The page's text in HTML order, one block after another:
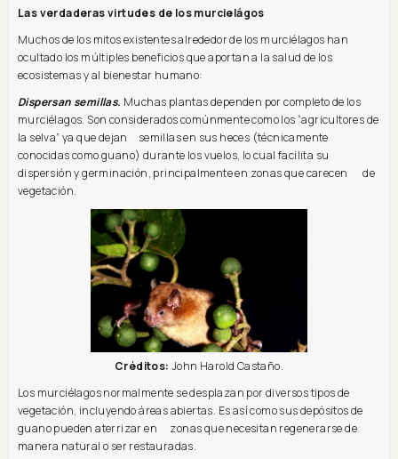
Las verdaderas virtudes de los murcielágos
Muchos de los mitos existentes alrededor de los murciélagos han
ocultado los múltiples beneficios que aportan a la salud de los
ecosistemas y al bienestar humano:
Dispersan semillas. Muchas plantas dependen por completo de los
murciélagos. Son considerados comúnmente como los “agricultores de
la selva” ya que dejan semillas en sus heces (técnicamente
conocidas como guano) durante los vuelos, lo cual facilita su
dispersión y germinación, principalmente en zonas que carecen de
vegetación.
Créditos: John Harold Castaño.
Los murciélagos normalmente se desplazan por diversos tipos de
vegetación, incluyendo áreas abiertas. Es así como sus depósitos de
guano pueden aterrizar en zonas que necesitan regenerarse de
manera natural o ser restauradas.